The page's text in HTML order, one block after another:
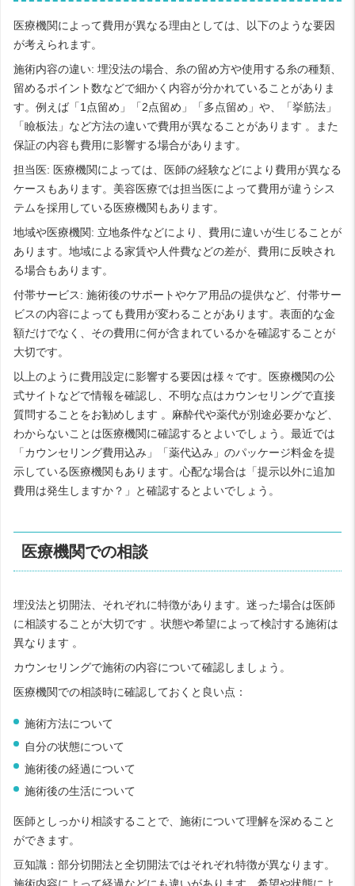
医療機関によって費用が異なる理由としては、以下のような要因
が考えられます。
施術内容の違い: 埋没法の場合、糸の留め方や使用する糸の種類、
留めるポイント数などで細かく内容が分かれていることがありま
す。例えば「1点留め」「2点留め」「多点留め」や、「挙筋法」
「瞼板法」など方法の違いで費用が異なることがあります 。また
保証の内容も費用に影響する場合があります。
担当医: 医療機関によっては、医師の経験などにより費用が異なる
ケースもあります。美容医療では担当医によって費用が違うシス
テムを採用している医療機関もあります。
地域や医療機関: 立地条件などにより、費用に違いが生じることが
あります。地域による家賃や人件費などの差が、費用に反映され
る場合もあります。
付帯サービス: 施術後のサポートやケア用品の提供など、付帯サー
ビスの内容によっても費用が変わることがあります。表面的な金
額だけでなく、その費用に何が含まれているかを確認することが
大切です。
以上のように費用設定に影響する要因は様々です。医療機関の公
式サイトなどで情報を確認し、不明な点はカウンセリングで直接
質問することをお勧めします 。麻酔代や薬代が別途必要かなど、
わからないことは医療機関に確認するとよいでしょう。最近では
「カウンセリング費用込み」「薬代込み」のパッケージ料金を提
示している医療機関もあります。心配な場合は「提示以外に追加
費用は発生しますか？」と確認するとよいでしょう。
医療機関での相談
埋没法と切開法、それぞれに特徴があります。迷った場合は医師
に相談することが大切です 。状態や希望によって検討する施術は
異なります 。
カウンセリングで施術の内容について確認しましょう。
医療機関での相談時に確認しておくと良い点：
施術方法について
自分の状態について
施術後の経過について
施術後の生活について
医師としっかり相談することで、施術について理解を深めること
ができます。
豆知識：部分切開法と全切開法ではそれぞれ特徴が異なります。